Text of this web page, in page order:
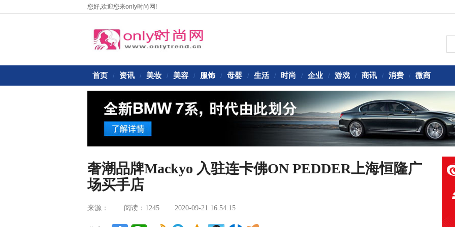
您好,欢迎您来only时尚网!
首页 / 资讯 / 美妆 / 美容 / 服饰 / 母婴 / 生活 / 时尚 / 企业 / 游戏 / 商讯 / 消费 / 微商
奢潮品牌Mackyo 入驻连卡佛ON PEDDER上海恒隆广
场买手店
来源： 阅读：1245 2020-09-21 16:54:15